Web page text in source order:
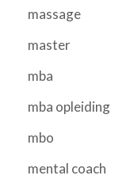
massage
master
mba
mba opleiding
mbo
mental coach